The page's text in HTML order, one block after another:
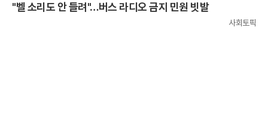
"벨 소리도 안 들려"…버스 라디오 금지 민원 빗발
사회토픽